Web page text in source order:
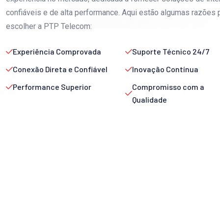
confiáveis e de alta performance. Aqui estão algumas razões
escolher a PTP Telecom:
Experiência Comprovada
Conexão Direta e Confiável
Performance Superior
Suporte Técnico 24/7
Inovação Contínua
Compromisso com a
Qualidade